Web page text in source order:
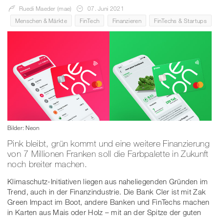
Ruedi Maeder (mae)
07. Juni 2021
Menschen & Märkte
FinTech Finanzieren FinTechs & Startups
Bilder: Neon
Pink bleibt, grün kommt und eine weitere Finanzierung
von 7 Millionen Franken soll die Farbpalette in Zukunft
noch breiter machen.
Klimaschutz-Initiativen liegen aus naheliegenden Gründen im
Trend, auch in der Finanzindustrie. Die Bank Cler ist mit Zak
Green Impact im Boot, andere Banken und FinTechs machen
in Karten aus Mais oder Holz – mit an der Spitze der guten